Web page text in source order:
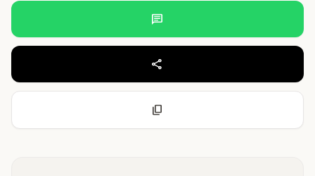
chat
share
content_copy